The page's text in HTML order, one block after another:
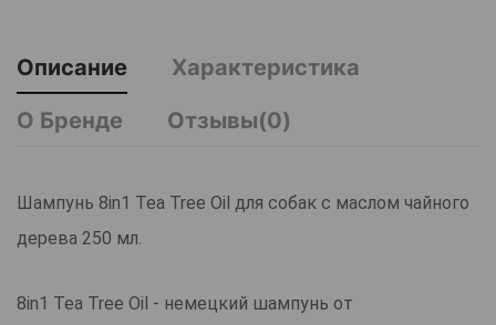
Описание
Характеристика
О Бренде
Отзывы(0)
Шампунь 8in1 Tea Tree Oil для собак с маслом чайного
дерева 250 мл.
8in1 Tea Tree Oil - немецкий шампунь от